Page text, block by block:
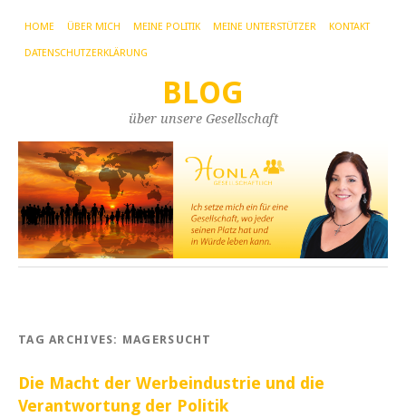
HOME ÜBER MICH MEINE POLITIK MEINE UNTERSTÜTZER KONTAKT
DATENSCHUTZERKLÄRUNG
BLOG
über unsere Gesellschaft
TAG ARCHIVES: MAGERSUCHT
Die Macht der Werbeindustrie und die
Verantwortung der Politik